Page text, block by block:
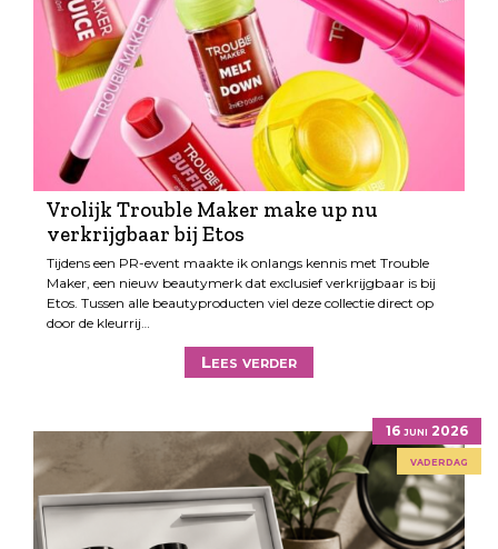
Vrolijk Trouble Maker make up nu
verkrijgbaar bij Etos
Tijdens een PR-event maakte ik onlangs kennis met Trouble
Maker, een nieuw beautymerk dat exclusief verkrijgbaar is bij
Etos. Tussen alle beautyproducten viel deze collectie direct op
door de kleurrij…
Lees verder
16 juni 2026
vaderdag